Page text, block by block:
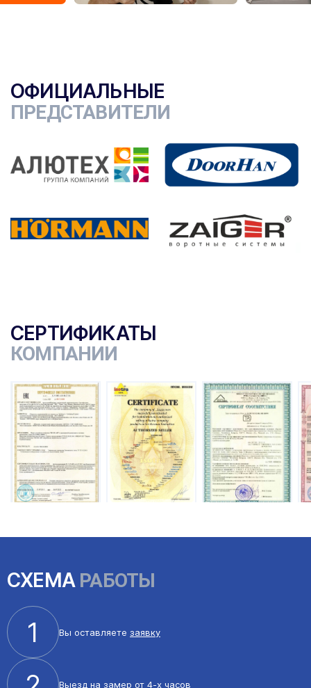
ОФИЦИАЛЬНЫЕ
ПРЕДСТАВИТЕЛИ
СЕРТИФИКАТЫ
КОМПАНИИ
СХЕМАРАБОТЫ
1 Вы оставляете заявку
Выезд на замер от 4-х часов